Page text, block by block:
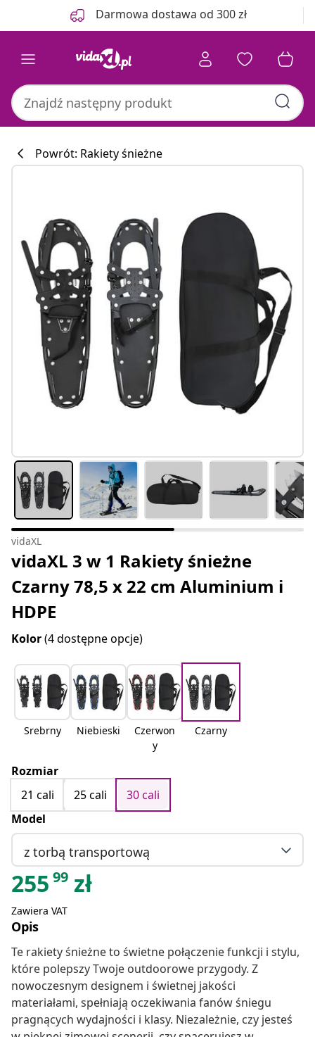
Darmowa dostawa od 300 zł
Powrót: Rakiety śnieżne
vidaXL
vidaXL 3 w 1 Rakiety śnieżne
Czarny 78,5 x 22 cm Aluminium i
HDPE
Kolor(4 dostępne opcje)
Srebrny Niebieski
Czerwon
y
Czarny
Rozmiar
21 cali
25 cali
30 cali
Model
z torbą transportową
255 99 zł
Zawiera VAT
Opis
Te rakiety śnieżne to świetne połączenie funkcji i stylu,
które polepszy Twoje outdoorowe przygody. Z
nowoczesnym designem i świetnej jakości
materiałami, spełniają oczekiwania fanów śniegu
pragnących wydajności i klasy. Niezależnie, czy jesteś